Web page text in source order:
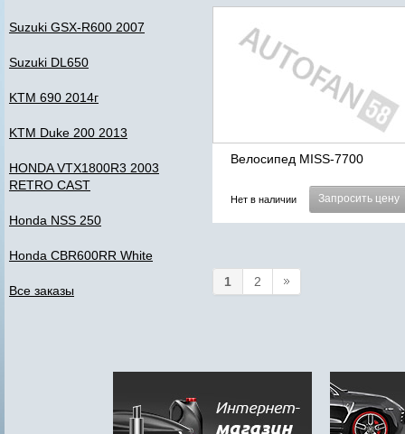
Suzuki GSX-R600 2007
Suzuki DL650
KTM 690 2014г
KTM Duke 200 2013
HONDA VTX1800R3 2003
RETRO CAST
Honda NSS 250
Honda CBR600RR White
Все заказы
Велосипед MISS-7700
Нет в наличии Запросить цену
1 2